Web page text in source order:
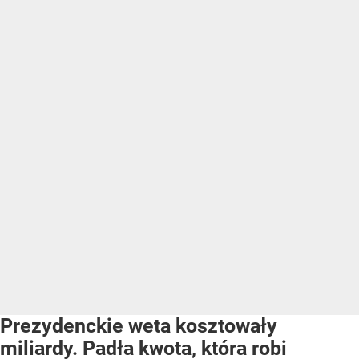
Prezydenckie weta kosztowały
miliardy. Padła kwota, która robi